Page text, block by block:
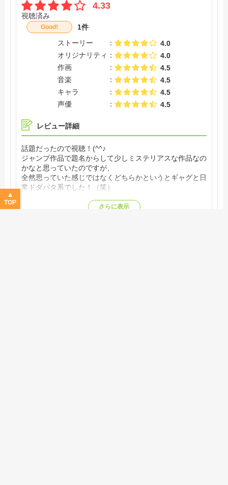
4.33
視聴済み
Good!
1件
ストーリー
4.0
オリジナリティ
4.0
作画
4.5
音楽
4.5
キャラ
4.5
声優
4.5
レビュー詳細
話題だったので視聴！(^^♪
ジャンプ作品で題名からして少しミステリアスな作品なの
かなと思っていたのですが、
全然思っていた感じではなくどちらかというとギャグと日
常ドダバタ系でした！（笑）
ドのカッコよさが私ははまりました！(＾ω＾)
さらに表示
TOP